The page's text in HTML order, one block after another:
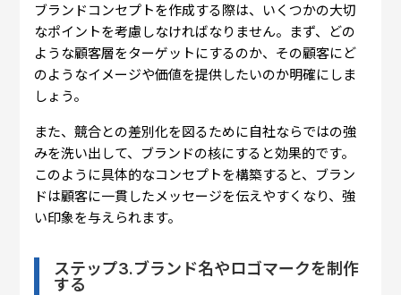
ブランドコンセプトを作成する際は、いくつかの大切
なポイントを考慮しなければなりません。まず、どの
ような顧客層をターゲットにするのか、その顧客にど
のようなイメージや価値を提供したいのか明確にしま
しょう。
また、競合との差別化を図るために自社ならではの強
みを洗い出して、ブランドの核にすると効果的です。
このように具体的なコンセプトを構築すると、ブラン
ドは顧客に一貫したメッセージを伝えやすくなり、強
い印象を与えられます。
ステップ3.ブランド名やロゴマークを制作
する